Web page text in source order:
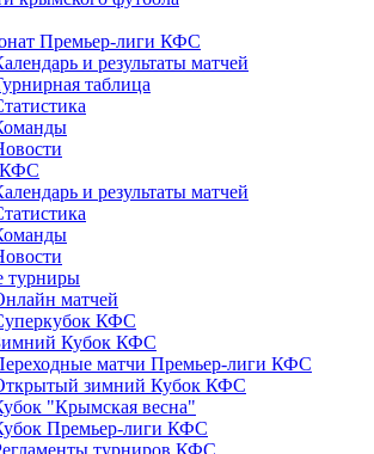
Премьер-лиги КФС
и результаты матчей
таблица
КФС
и результаты матчей
турниры
матчей
КФС
Кубок КФС
матчи Премьер-лиги КФС
зимний Кубок КФС
"Крымская весна"
Премьер-лиги КФС
турниров КФС